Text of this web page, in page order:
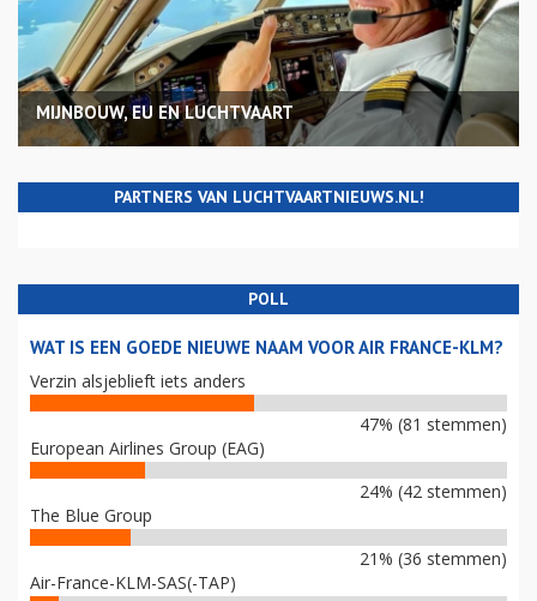
MIJNBOUW, EU EN LUCHTVAART
PARTNERS VAN LUCHTVAARTNIEUWS.NL!
POLL
WAT IS EEN GOEDE NIEUWE NAAM VOOR AIR FRANCE-KLM?
Verzin alsjeblieft iets anders
47% (81 stemmen)
European Airlines Group (EAG)
24% (42 stemmen)
The Blue Group
21% (36 stemmen)
Air-France-KLM-SAS(-TAP)